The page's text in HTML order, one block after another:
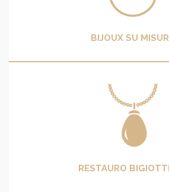
BIJOUX SU
RESTAURO